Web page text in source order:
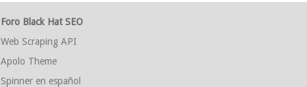
Foro Black Hat SEO
Web Scraping API
Apolo Theme
Spinner en español